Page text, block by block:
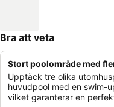
Bra att veta
Stort poolområde med
Upptäck tre olika
huvudpool med en swim-
vilket garanterar en